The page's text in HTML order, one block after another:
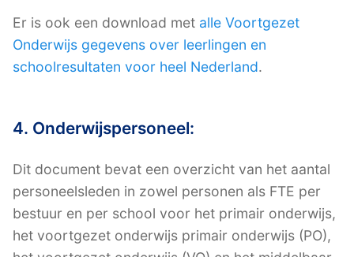
Er is ook een download met alle Voortgezet
Onderwijs gegevens over leerlingen en
schoolresultaten voor heel Nederland.
4. Onderwijspersoneel:
Dit document bevat een overzicht van het aantal
personeelsleden in zowel personen als FTE per
bestuur en per school voor het primair onderwijs,
het voortgezet onderwijs primair onderwijs (PO),